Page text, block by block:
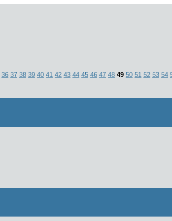
36 37 38 39 40 41 42 43 44 45 46 47 48 49 50 51 52 53 54